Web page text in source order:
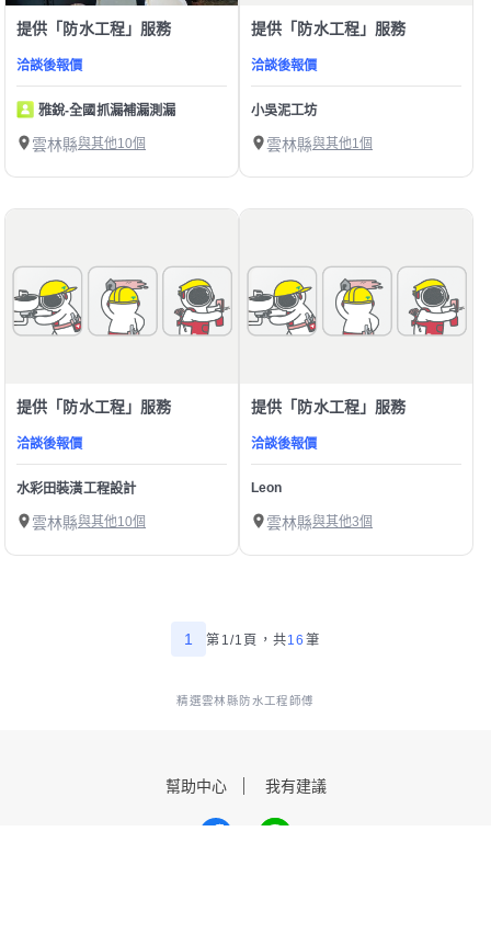
提供「防水工程」服務
洽談後報價
雅銳-全國抓漏補漏測漏
雲林縣與其他10個
提供「防水工程」服務
洽談後報價
小吳泥工坊
雲林縣與其他1個
提供「防水工程」服務
洽談後報價
水彩田裝潢工程設計
雲林縣與其他10個
提供「防水工程」服務
洽談後報價
Leon
雲林縣與其他3個
1 第1/1頁， 共16 筆
精選雲林縣防水工程師傅
幫助中心 我有建議